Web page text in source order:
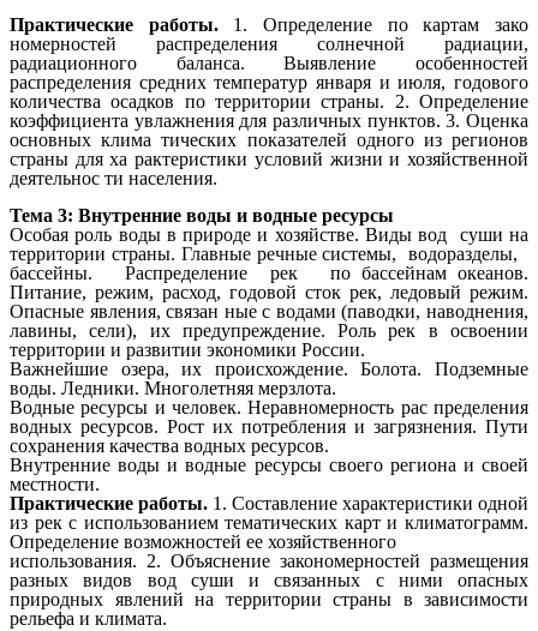
Практические работы.1. Определение по картам зако
номерностей распределения солнечной радиации,
радиационного баланса. Выявление особенностей
распределения средних температур января и июля, годового
количества осадков по территории страны. 2. Определение
коэффициента увлажнения для различных пунктов. 3. Оценка
основных клима тических показателей одного из регионов
страны для ха рактеристики условий жизни и хозяйственной
деятельнос ти населения.
Тема 3: Внутренние воды и водные ресурсы
Особая роль воды в природе и хозяйстве. Виды вод суши на
территории страны. Главные речные системы, водоразделы,
бассейны. Распределение рек по бассейнам океанов.
Питание, режим, расход, годовой сток рек, ледовый режим.
Опасные явления, связан ные с водами (паводки, наводнения,
лавины, сели), их предупреждение. Роль рек в освоении
территории и развитии экономики России.
Важнейшие озера, их происхождение. Болота. Подземные
воды. Ледники. Многолетняя мерзлота.
Водные ресурсы и человек. Неравномерность рас пределения
водных ресурсов. Рост их потребления и загрязнения. Пути
сохранения качества водных ресурсов.
Внутренние воды и водные ресурсы своего региона и своей
местности.
Практические работы. 1. Составление характеристики одной
из рек с использованием тематических карт и климатограмм.
Определение возможностей ее хозяйственного
использования. 2. Объяснение закономерностей размещения
разных видов вод суши и связанных с ними опасных
природных явлений на территории страны в зависимости
рельефа и климата.